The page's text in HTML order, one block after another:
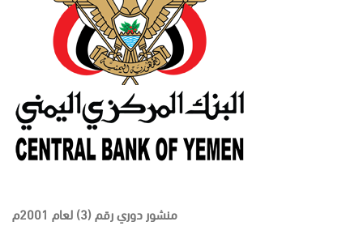
منشور دوري رقم (3) لعام 2001م